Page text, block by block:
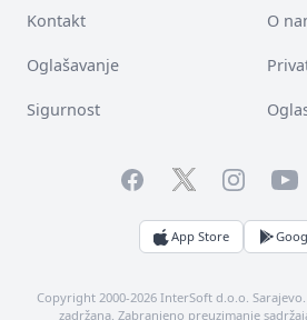
Kontakt O
Oglašavanje
Sigurnost
FacebookTwitterInstagram
App Store
Copyright 2000-2026 InterSoft d.o.o. Sarajevo.
zadržana. Zabranjeno preuzimanje